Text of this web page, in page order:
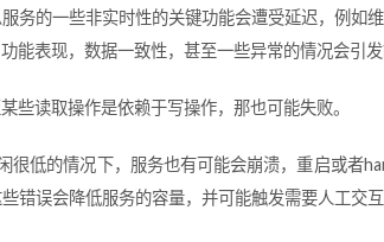
务的一些非实时性的关键功能会遭受延迟，例如
能表现，数据一致性，甚至一些异常的情况会引发
些读取操作是依赖于写操作，那也可能失败。
低的情况下，服务也有可能会崩溃，重启或者
错误会降低服务的容量，并可能触发需要人工交互